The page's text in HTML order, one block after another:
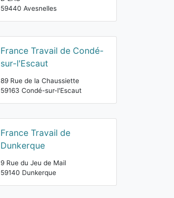
59440 Avesnelles
France Travail de Condé-
sur-l'Escaut
89 Rue de la Chaussiette
59163 Condé-sur-l'Escaut
France Travail de
Dunkerque
9 Rue du Jeu de Mail
59140 Dunkerque